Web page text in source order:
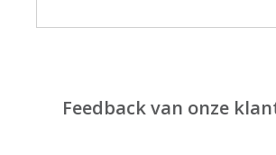
Feedback van onze